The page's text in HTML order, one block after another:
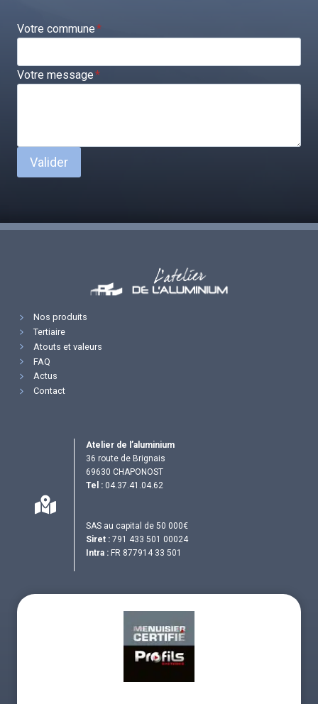
Votre commune*
Votre message*
Valider
Nos produits
Tertiaire
Atouts et valeurs
FAQ
Actus
Contact
Atelier de l’aluminium
36 route de Brignais
69630 CHAPONOST
Tel : 04.37.41.04.62
SAS au capital de 50 000€
Siret : 791 433 501 00024
Intra : FR 877914 33 501